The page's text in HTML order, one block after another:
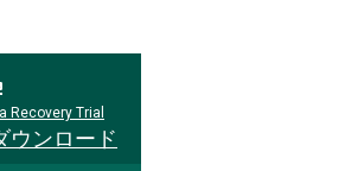
Recovery Trial
ウンロード